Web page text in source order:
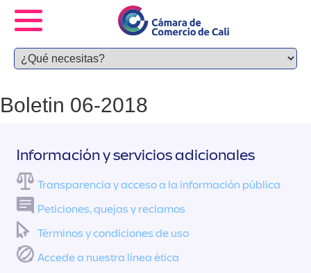
Boletin 06-2018
Información y servicios adicionales
Transparencia y acceso a la información pública
Peticiones, quejas y reclamos
Términos y condiciones de uso
Accede a nuestra línea ética